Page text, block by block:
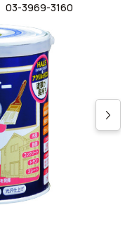
03-3969-3160